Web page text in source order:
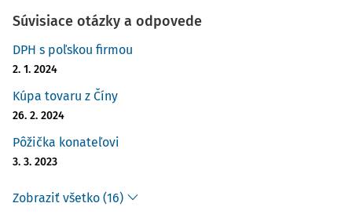
Súvisiace otázky a odpovede
DPH s poľskou firmou
2. 1. 2024
Kúpa tovaru z Číny
26. 2. 2024
Pôžička konateľovi
3. 3. 2023
Zobraziť všetko (16)